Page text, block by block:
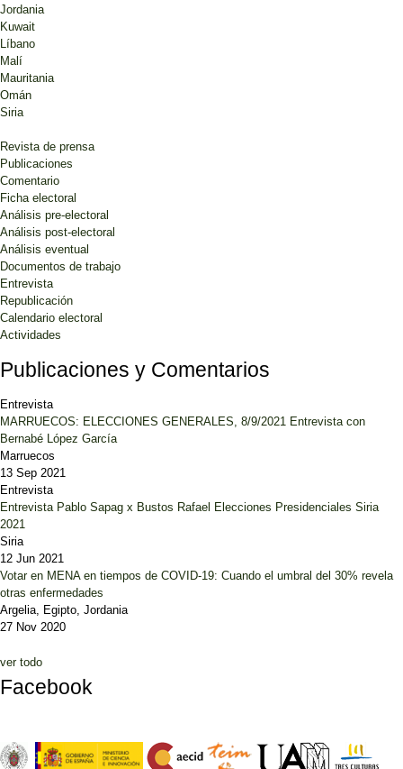
Jordania
Kuwait
Líbano
Malí
Mauritania
Omán
Siria
Revista de prensa
Publicaciones
Comentario
Ficha electoral
Análisis pre-electoral
Análisis post-electoral
Análisis eventual
Documentos de trabajo
Entrevista
Republicación
Calendario electoral
Actividades
Publicaciones y Comentarios
Entrevista
MARRUECOS: ELECCIONES GENERALES, 8/9/2021 Entrevista con
Bernabé López García
Marruecos
13 Sep 2021
Entrevista
Entrevista Pablo Sapag x Bustos Rafael Elecciones Presidenciales Siria
2021
Siria
12 Jun 2021
Votar en MENA en tiempos de COVID-19: Cuando el umbral del 30% revela
otras enfermedades
Argelia, Egipto, Jordania
27 Nov 2020
ver todo
Facebook